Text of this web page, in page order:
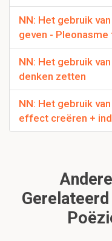
NN: Het gebruik
geven -
NN: Het gebruik
denken zetten
NN: Het gebruik
effect creëren +